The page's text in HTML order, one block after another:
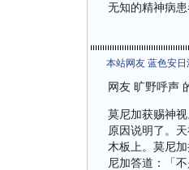
无知的精神病患
本站网友 蓝色安日
网友 旷野呼声
莫尼加获赐神
原因说明了。
木板上。莫尼
尼加答道：「